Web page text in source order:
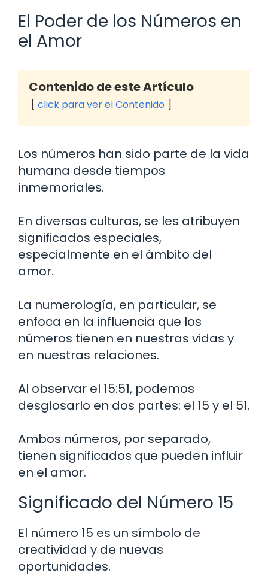
El Poder de los Números en
el Amor
Contenido de este Artículo
click para ver el Contenido
Los números han sido parte de la vida
humana desde tiempos
inmemoriales.
En diversas culturas, se les atribuyen
significados especiales,
especialmente en el ámbito del
amor.
La numerología, en particular, se
enfoca en la influencia que los
números tienen en nuestras vidas y
en nuestras relaciones.
Al observar el 15:51, podemos
desglosarlo en dos partes: el 15 y el 51.
Ambos números, por separado,
tienen significados que pueden influir
en el amor.
Significado del Número 15
El número 15 es un símbolo de
creatividad y de nuevas
oportunidades.